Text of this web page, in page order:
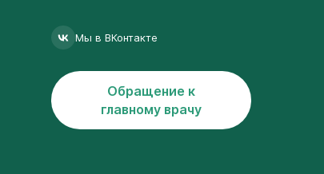
Мы в ВКонтакте
Обращение к
главному врачу